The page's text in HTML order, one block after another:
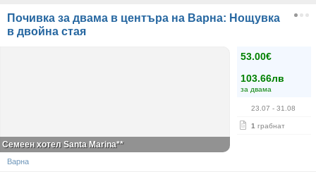
Почивка за двама в центъра на Варна: Нощувка
в двойна стая
53.00€
103.66лв
за двама
23.07 - 31.08
1 грабнат
Семеен хотел Santa Marina**
Варна